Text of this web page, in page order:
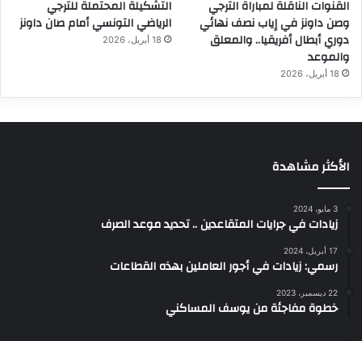
القنوات الناقلة لمباراة الترجي
وصن داونز في إياب نصف نهائي
دوري أبطال أفريقيا.. والمعلق
والموعد
18 أبريل، 2026
التشكيلة المحتملة للترجي
الرياضي التونسي أمام صان داونز
18 أبريل، 2026
الأكثر مشاهدة
3 مايو، 2024
زيادات في جرايات المتقاعدين .. تحديد موعد الصرف
17 أبريل، 2024
رسمي: زيادات في أجور العاملين بهذه القطاعات
22 ديسمبر، 2023
خطوة مفاجئة من يوسف المساكني